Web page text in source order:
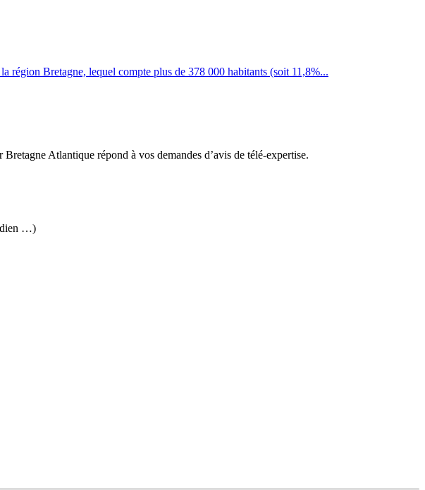
région Bretagne, lequel compte plus de 378 000 habitants (soit 11,8%...
Atlantique répond à vos demandes d’avis de télé-expertise.
…)